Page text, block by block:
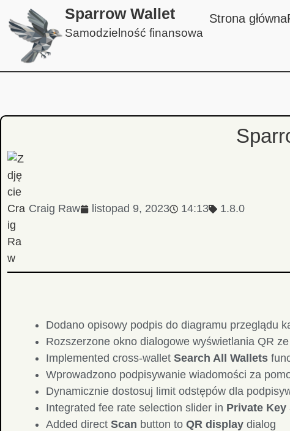
Sparrow Wallet
Samodzielność finansowa
Strona główna
Craig Raw listopad 9, 2023 14:13 1.8.0
Dodano opisowy podpis do diagramu przeglądu
Rozszerzone okno dialogowe wyświetlania QR
Implemented cross-wallet Search All Wallets
Wprowadzono podpisywanie wiadomości za
Dynamicznie dostosuj limit odstępów dla
Integrated fee rate selection slider in Private Key
Added direct Scan button to QR displaydialog